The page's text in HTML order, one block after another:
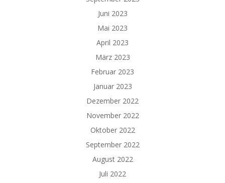
Juni 2023
Mai 2023
April 2023
März 2023
Februar 2023
Januar 2023
Dezember 2022
November 2022
Oktober 2022
September 2022
August 2022
Juli 2022